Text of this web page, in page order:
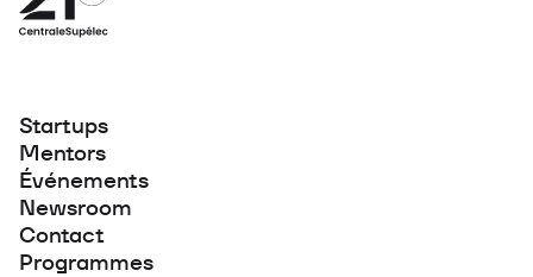
Startups
Mentors
Événements
Newsroom
Contact
Programmes